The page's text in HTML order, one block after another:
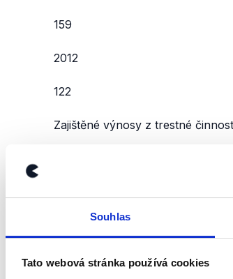
Souhlas
Tato webová stránka používá cookies
159
2012
122
Zajištěné výnosy z trestné
2011